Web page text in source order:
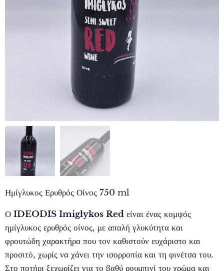
Ημίγλυκος Ερυθρός Οίνος 750 ml
Ο IDEODIS Imiglykos Red είναι ένας κομψός
ημίγλυκος ερυθρός οίνος, με απαλή γλυκύτητα και
φρουτώδη χαρακτήρα που τον καθιστούν ευχάριστο και
προσιτό, χωρίς να χάνει την ισορροπία και τη φινέτσα του.
Στο ποτήρι ξεχωρίζει για το βαθύ ρουμπινί του χρώμα και